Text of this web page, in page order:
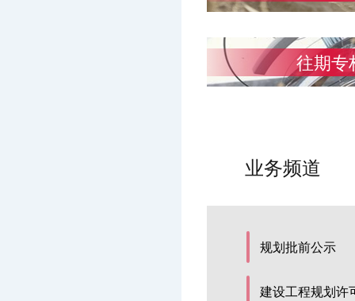
往期专
业务频道
规划批前公示
建设工程规划许